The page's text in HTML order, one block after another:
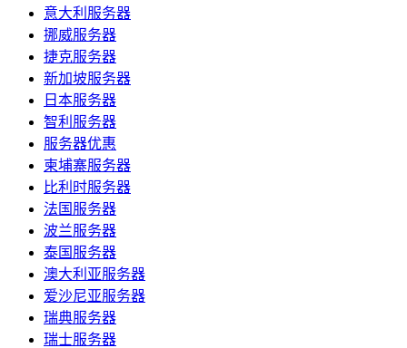
意大利服务器
挪威服务器
捷克服务器
新加坡服务器
日本服务器
智利服务器
服务器优惠
柬埔寨服务器
比利时服务器
法国服务器
波兰服务器
泰国服务器
澳大利亚服务器
爱沙尼亚服务器
瑞典服务器
瑞士服务器